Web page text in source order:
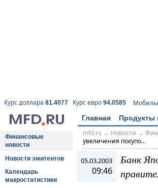
Курс доллара 81.4077 Курс евро 94.0585
Главная Продукты
Финансовые
новости
Новости эмитентов
Календарь
макростатистики
mfd.ru→ Новости →
увеличения покупо...
05.03.2003
09:46
Банк